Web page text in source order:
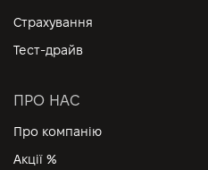
Страхування
Тест-драйв
ПРО НАС
Про компанію
Акції %